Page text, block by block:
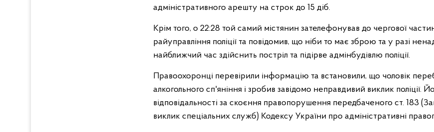
адміністративного арешту на строк до 15 діб.
Крім того, о 22:28 той самий містянин зателефонував до чергової
райуправління поліції та повідомив, що ніби то має зброю та у разі
найближчий час здійснить постріл та підірве адмінбудівлю поліції.
Правоохоронці перевірили інформацію та встановили, що чоловік
алкогольного сп'яніння і зробив завідомо неправдивий виклик поліції.
відповідальності за скоєння правопорушення передбаченого ст. 183
виклик спеціальних служб) Кодексу України про адміністративні